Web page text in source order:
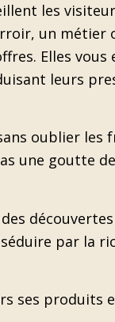
les
un métier
Elles vous
leurs
oublier
une goutte
par la
ses produits